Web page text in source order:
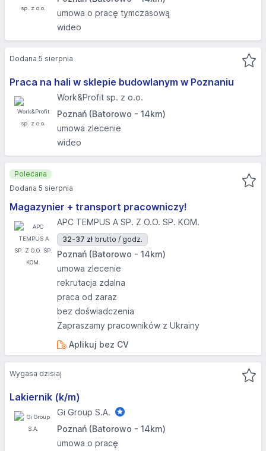
umowa o pracę tymczasową
wideo
Praca na hali w sklepie budowlanym w Poznaniu
Work&Profit sp. z o.o.
Poznań (Batorowo - 14km)
umowa zlecenie
wideo
Dodana 5 sierpnia
Magazynier + transport pracowniczy!
APC TEMPUS A SP. Z O.O. SP. KOM.
32-37 zł brutto / godz.
Poznań (Batorowo - 14km)
umowa zlecenie
rekrutacja zdalna
praca od zaraz
bez doświadczenia
Zapraszamy pracowników z Ukrainy
Aplikuj bez CV
Polecana
Dodana 5 sierpnia
Lakiernik (k/m)
Gi Group S.A.
Poznań (Batorowo - 14km)
umowa o pracę
Wygasa dzisiaj